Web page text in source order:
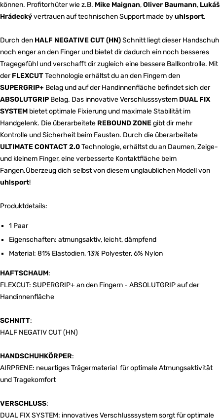
können. Profitorhüter wie z.B. Mike Maignan,Oliver Baumann, Lukáš
Hrádeckývertrauen auf technischen Support made byuhlsport.
Durch den HALF NEGATIVE CUT (HN)Schnitt liegt dieser Handschuh
noch enger an den Finger und bietet dir dadurch ein noch besseres
Tragegefühl und verschafft dir zugleich eine bessere Ballkontrolle. Mit
derFLEXCUTTechnologie erhältst du an den Fingern den
SUPERGRIP+ Belag und auf der Handinnenfläche befindet sich der
ABSOLUTGRIP Belag. Das innovative Verschlusssystem DUAL FIX
SYSTEM bietet optimale Fixierung und maximale Stabilität im
Handgelenk. Die überarbeitete REBOUND ZONEgibt dir mehr
Kontrolle und Sicherheit beim Fausten. Durch die überarbeitete
ULTIMATE CONTACT 2.0Technologie, erhältst du an Daumen, Zeige-
und kleinem Finger, eine verbesserte Kontaktfläche beim
Fangen.Überzeug dich selbst von diesem unglaublichen Modell von
uhlsport!
Produktdetails:
1 Paar
Eigenschaften: atmungsaktiv, leicht, dämpfend
Material: 81% Elastodien, 13% Polyester, 6% Nylon
HAFTSCHAUM:
FLEXCUT: SUPERGRIP+ an den Fingern - ABSOLUTGRIP auf der
Handinnenfläche
SCHNITT:
HALF NEGATIV CUT (HN)
HANDSCHUHKÖRPER:
AIRPRENE: neuartiges Trägermaterial für optimale Atmungsaktivität
und Tragekomfort
VERSCHLUSS:
DUAL FIX SYSTEM: innovatives Verschlusssystem sorgt für optimale